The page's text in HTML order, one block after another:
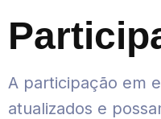
A participação em
atualizados e